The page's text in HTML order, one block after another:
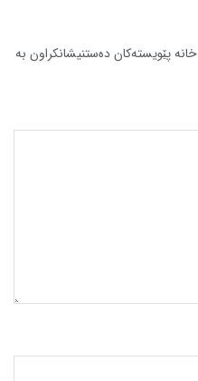
خانە پێویستەکان دەستنیشانکراون بە